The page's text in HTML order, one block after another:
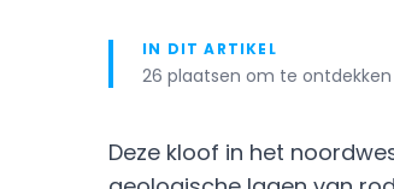
IN DIT ARTIKEL
26 plaatsen om te
Deze kloof in het